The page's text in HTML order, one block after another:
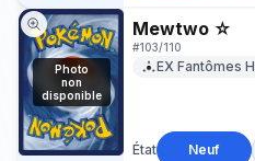
Photo
non
disponible
Mewtwo ☆
#103/110
EX Fantômes
État Neuf